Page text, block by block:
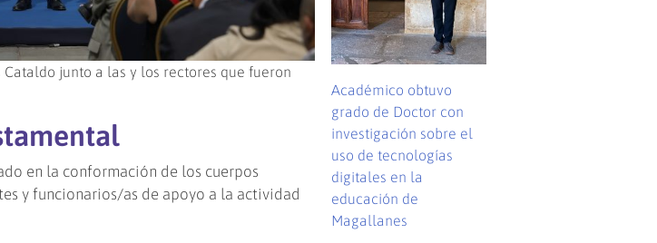
junto a las y los rectores que fueron
en la conformación de los cuerpos
y funcionarios/as de apoyo a la actividad
Académico obtuvo
grado de Doctor con
investigación sobre el
uso de tecnologías
digitales en la
educación de
Magallanes